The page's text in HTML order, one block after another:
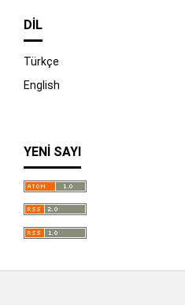
İndir
DIL
Türkçe
English
YENI SAYI